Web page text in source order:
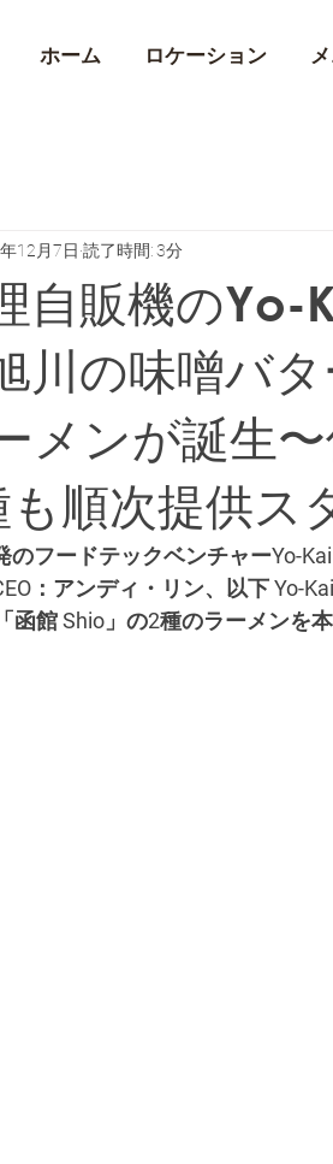
ホーム ロケーション
自販機のYo-
の味噌バタ
メンが誕生
も順次提供ス
12月7日 読了時間: 3分
のフードテックベンチャーYo-
：アンディ・リン、以下 Yo-
函館 Shio」の2種のラーメンを